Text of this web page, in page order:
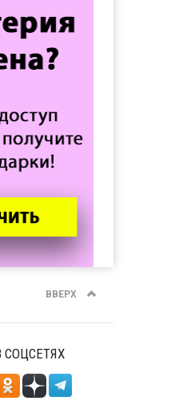
ВВЕРХ